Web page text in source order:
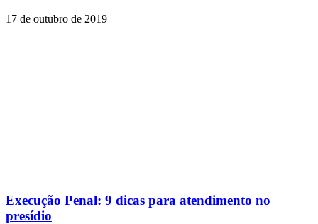
17 de outubro de 2019
Execução Penal: 9 dicas para atendimento no
presídio